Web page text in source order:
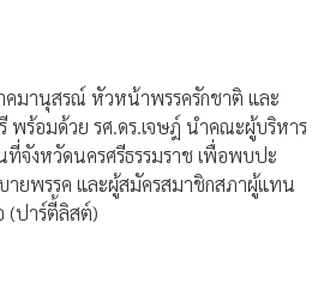
มานุสรณ์ หัวหน้าพรรครักชาติ และ
พร้อมด้วย รศ.ดร.เจษฎ์ นำคณะผู้บริหาร
จังหวัดนครศรีธรรมราช เพื่อพบปะ
ยพรรค และผู้สมัครสมาชิกสภาผู้แทน
(ปาร์ตี้ลิสต์)